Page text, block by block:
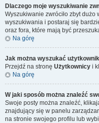
Dlaczego moje wyszukiwanie
Wyszukiwanie zwróciło zbyt
wyszukiwania i postaraj się
oraz fora, które mają być
Na górę
Jak można wyszukać
Przejdź na stronę Użytkownicy i
Na górę
W jaki sposób można znaleźć
Swoje posty można znaleźć,
znajdujący się w panelu
na stronie swojego profilu lub